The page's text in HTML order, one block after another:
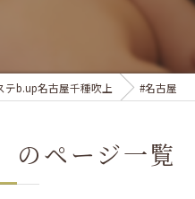
テb.up名古屋千種吹上 #名古屋
のページ一覧